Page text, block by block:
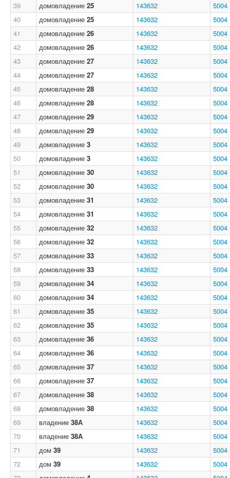
39
домовладение 25 143632
5004
40
домовладение 25 143632
5004
41
домовладение 26 143632
5004
42
домовладение 26 143632
5004
43
домовладение 27 143632
5004
44
домовладение 27 143632
5004
45
домовладение 28 143632
5004
46
домовладение 28 143632
5004
47
домовладение 29 143632
5004
48
домовладение 29 143632
5004
49
домовладение 3 143632
5004
50
домовладение 3 143632
5004
51
домовладение 30 143632
5004
52
домовладение 30 143632
5004
53
домовладение 31 143632
5004
54
домовладение 31 143632
5004
55
домовладение 32 143632
5004
56
домовладение 32 143632
5004
57
домовладение 33 143632
5004
58
домовладение 33 143632
5004
59
домовладение 34 143632
5004
60
домовладение 34 143632
5004
61
домовладение 35 143632
5004
62
домовладение 35 143632
5004
63
домовладение 36 143632
5004
64
домовладение 36 143632
5004
65
домовладение 37 143632
5004
66
домовладение 37 143632
5004
67
домовладение 38 143632
5004
68
домовладение 38 143632
5004
69
владение 38А 143632
5004
70
владение 38А 143632
5004
71
дом 39 143632
5004
72
дом 39 143632
5004